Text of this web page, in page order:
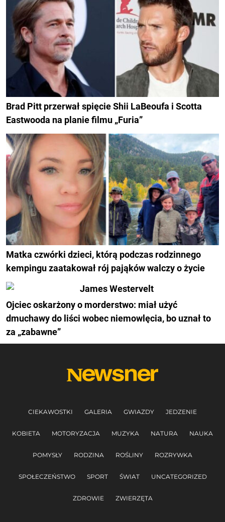
Brad Pitt przerwał spięcie Shii LaBeoufa i Scotta
Eastwooda na planie filmu „Furia”
Matka czwórki dzieci, którą podczas rodzinnego
kempingu zaatakował rój pająków walczy o życie
Ojciec oskarżony o morderstwo: miał użyć
dmuchawy do liści wobec niemowlęcia, bo uznał to
za „zabawne”
CIEKAWOSTKI GALERIA GWIAZDY JEDZENIE
KOBIETA MOTORYZACJA MUZYKA NATURA NAUKA
POMYSŁY RODZINA ROŚLINY ROZRYWKA
SPOŁECZEŃSTWO SPORT ŚWIAT UNCATEGORIZED
ZDROWIE ZWIERZĘTA